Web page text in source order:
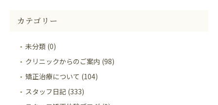
カテゴリー
未分類 (0)
クリニックからのご案内 (98)
矯正治療について (104)
スタッフ日記 (333)